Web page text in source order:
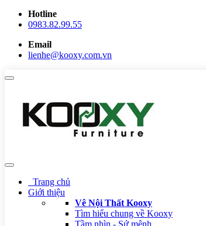
Hotline
0983.82.99.55
Email
lienhe@kooxy.com.vn
Trang chủ
Giới thiệu
Vê Nội Thất Kooxy
Tìm hiểu chung về Kooxy